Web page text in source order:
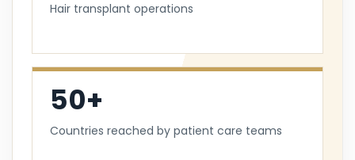
Hair transplant operations
50+
Countries reached by patient care teams